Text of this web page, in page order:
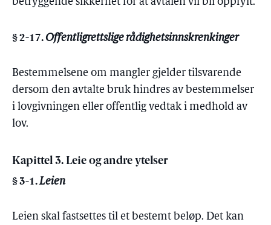
§ 2-17.Offentligrettslige rådighetsinnskrenkinger
Bestemmelsene om mangler gjelder tilsvarende
dersom den avtalte bruk hindres av bestemmelser
i lovgivningen eller offentlig vedtak i medhold av
lov.
Kapittel 3. Leie og andre ytelser
§ 3-1.Leien
Leien skal fastsettes til et bestemt beløp. Det kan